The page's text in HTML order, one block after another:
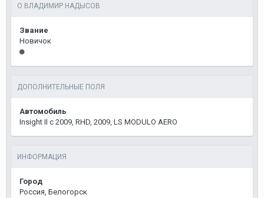
О ВЛАДИМИР НАДЫСОВ
Звание
Новичок
ДОПОЛНИТЕЛЬНЫЕ ПОЛЯ
Автомобиль
Insight II c 2009, RHD, 2009, LS MODULO AERO
ИНФОРМАЦИЯ
Город
Россия, Белогорск